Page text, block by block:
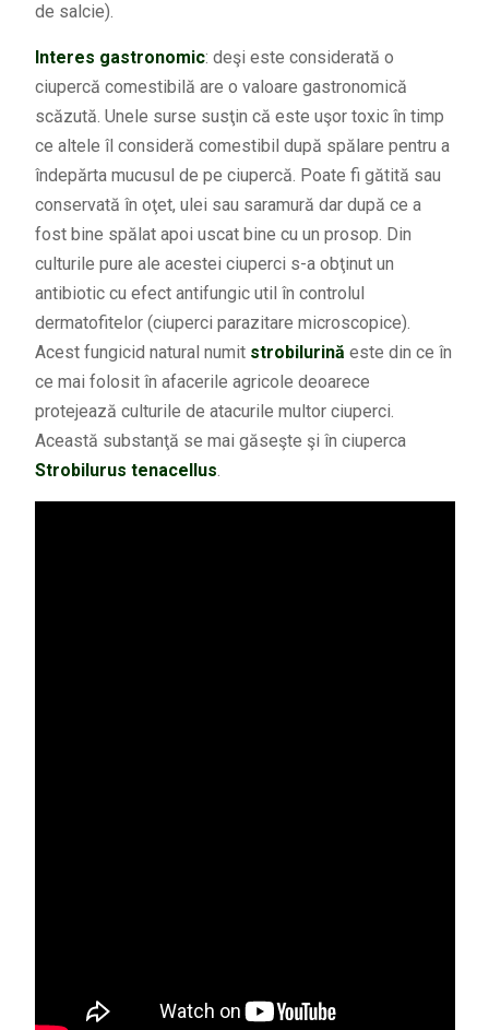
de salcie).
Interes gastronomic: deşi este considerată o
ciupercă comestibilă are o valoare gastronomică
scăzută. Unele surse susţin că este uşor toxic în timp
ce altele îl consideră comestibil după spălare pentru a
îndepărta mucusul de pe ciupercă. Poate fi gătită sau
conservată în oţet, ulei sau saramură dar după ce a
fost bine spălat apoi uscat bine cu un prosop. Din
culturile pure ale acestei ciuperci s-a obţinut un
antibiotic cu efect antifungic util în controlul
dermatofitelor (ciuperci parazitare microscopice).
Acest fungicid natural numit strobilurină este din ce în
ce mai folosit în afacerile agricole deoarece
protejează culturile de atacurile multor ciuperci.
Această substanţă se mai găseşte şi în ciuperca
Strobilurus tenacellus.